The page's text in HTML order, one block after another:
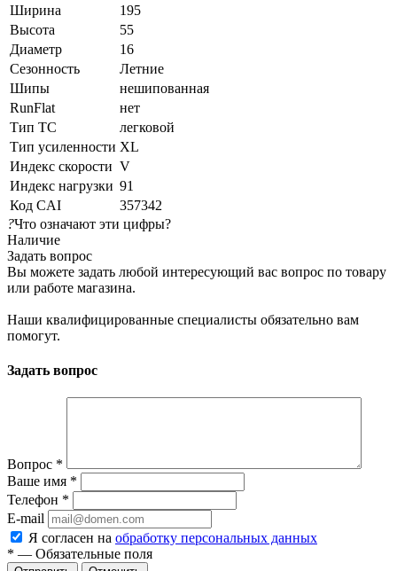
Ширина
195
Высота
55
Диаметр
16
Сезонность
Летние
Шипы
нешипованная
RunFlat
нет
Тип ТС
легковой
Тип усиленности XL
Индекс скорости V
Индекс нагрузки 91
Код CAI
357342
?Что означают эти цифры?
Наличие
Задать вопрос
Вы можете задать любой интересующий вас вопрос по товару
или работе магазина.
Наши квалифицированные специалисты обязательно вам
помогут.
Задать вопрос
Вопрос *
Ваше имя *
Телефон *
E-mail
Я согласен на обработку персональных данных
* — Обязательные поля